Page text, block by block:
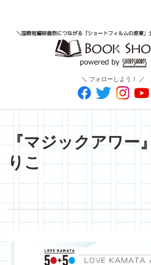
＼ フォローしよう！ ／
『マジックアワー
りこ